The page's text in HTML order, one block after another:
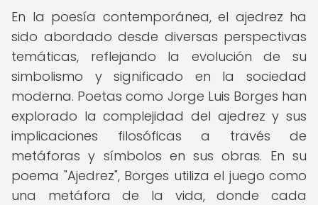
En la poesía contemporánea, el ajedrez ha
sido abordado desde diversas perspectivas
temáticas, reflejando la evolución de su
simbolismo y significado en la sociedad
moderna. Poetas como Jorge Luis Borges han
explorado la complejidad del ajedrez y sus
implicaciones filosóficas a través de
metáforas y símbolos en sus obras. En su
poema "Ajedrez", Borges utiliza el juego como
una metáfora de la vida, donde cada